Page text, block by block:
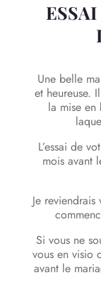
Une belle
et heureuse.
la mise en
L’essai de
mois avant
Je
Si vous ne
vous en visio
avant le